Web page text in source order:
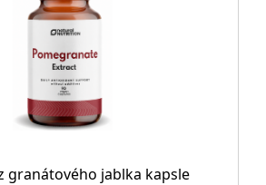
granátového jablka kapsle